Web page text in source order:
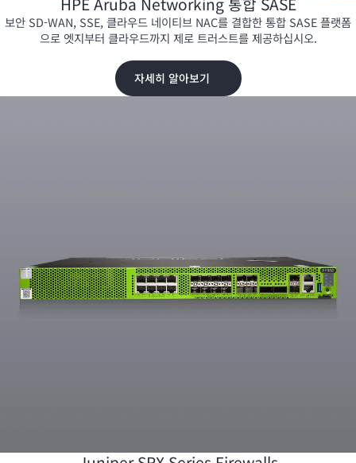
보안 SD-WAN, SSE, 클라우드 네이티브 NAC를 결합한 통합 SASE 플랫폼
으로 엣지부터 클라우드까지 제로 트러스트를 제공하십시오.
자세히 알아보기